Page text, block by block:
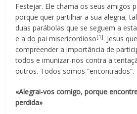
Festejar. Ele chama os seus amigos
porque quer partilhar a sua alegria,
duas parábolas que se seguem a
e a do pai misericordioso[1]. Jesus
compreender a importância de
todos e imunizar-nos contra a
outros. Todos somos “encontrados”.
«Alegrai-vos comigo, porque
perdida»